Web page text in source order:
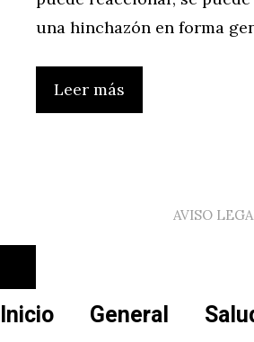
una hinchazón en forma
Leer más
AVISO
Cerrar
Inicio General